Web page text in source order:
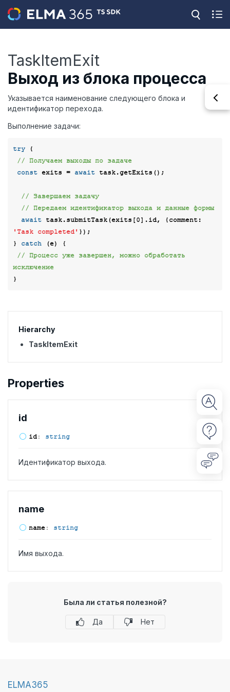
TaskItemExit
Выход из блока процесса
Указывается наименование следующего блока и
идентификатор перехода.
Выполнение задачи:
try {
// Получаем выходы по задаче
const exits = await task.getExits();
// Завершаем задачу
// Передаем идентификатор выхода и данные формы
await task.submitTask(exits[0].id, {comment
'Task completed' });
} catch (e) {
// Процесс уже завершен, можно обработать
исключение
Hierarchy
TaskItemExit
Properties
id
id: string
Идентификатор выхода.
name
name: string
Имя выхода.
Была ли статья полезной?
Да Нет
ELMA365